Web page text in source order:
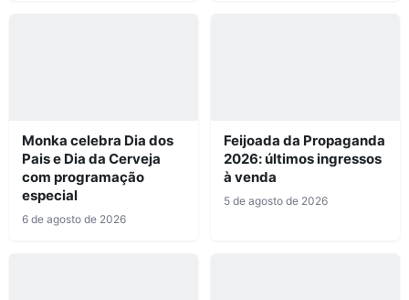
Monka celebra Dia dos
Pais e Dia da Cerveja
com programação
especial
6 de agosto de 2026
Feijoada da Propaganda
2026: últimos ingressos
à venda
5 de agosto de 2026